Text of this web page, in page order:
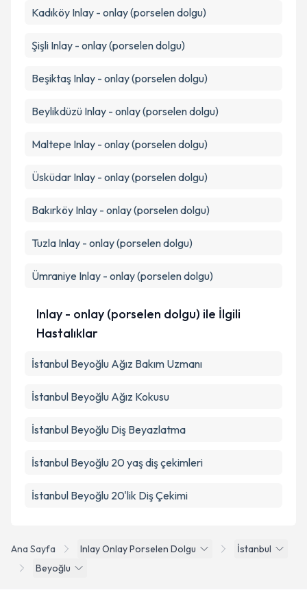
Ana Sayfa Inlay Onlay Porselen Dolgu
İstanbul
Beyoğlu
Kadıköy Inlay - onlay (porselen dolgu)
Şişli Inlay - onlay (porselen dolgu)
Beşiktaş Inlay - onlay (porselen dolgu)
Beylikdüzü Inlay - onlay (porselen dolgu)
Maltepe Inlay - onlay (porselen dolgu)
Üsküdar Inlay - onlay (porselen dolgu)
Bakırköy Inlay - onlay (porselen dolgu)
Tuzla Inlay - onlay (porselen dolgu)
Ümraniye Inlay - onlay (porselen dolgu)
Inlay - onlay (porselen dolgu) ile İlgili
Hastalıklar
İstanbul Beyoğlu Ağız Bakım Uzmanı
İstanbul Beyoğlu Ağız Kokusu
İstanbul Beyoğlu Diş Beyazlatma
İstanbul Beyoğlu 20 yaş diş çekimleri
İstanbul Beyoğlu 20'lik Diş Çekimi